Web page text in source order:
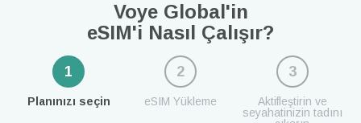
Voye Global'in
eSIM'i Nasıl Çalışır?
1
Planınızı seçin
2
eSIM Yükleme
3
Aktifleştirin ve
seyahatinizin tadını